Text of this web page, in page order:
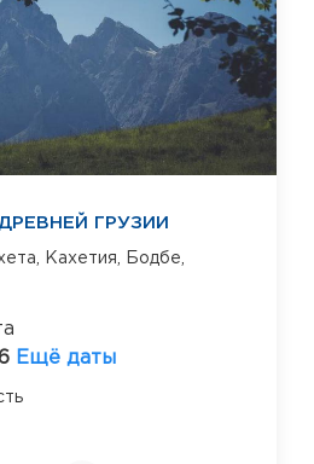
ГРУЗИИ
Кахетия,
Бодбе,
Ещё даты